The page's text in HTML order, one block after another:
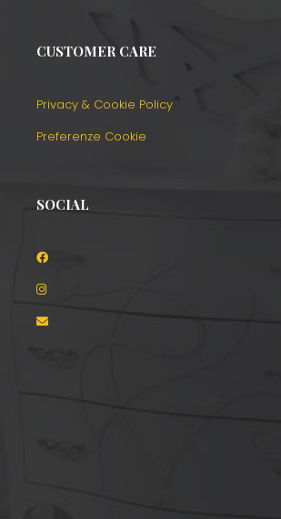
CUSTOMER CARE
Privacy & Cookie Policy
Preferenze Cookie
SOCIAL